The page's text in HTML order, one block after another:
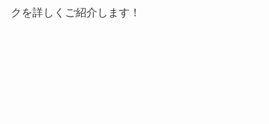
クを詳しくご紹介します！